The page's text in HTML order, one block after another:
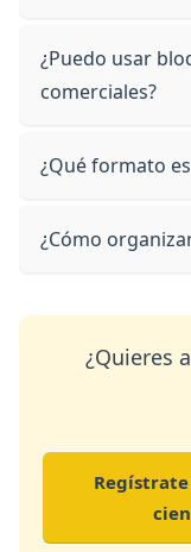
¿Puedo usar
comerciales?
¿Qué formato
¿Cómo
¿Quieres
Regístrate